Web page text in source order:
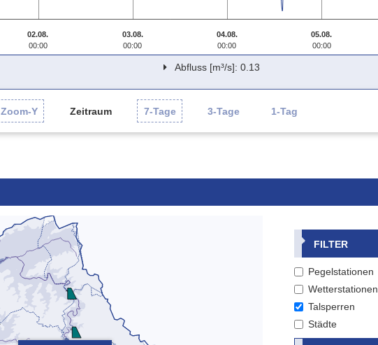
02.08.
00:00
03.08.
00:00
04.08.
00:00
05.08.
00:00
Abfluss [m³/s]: 0.13
Zoom-Y Zeitraum 7-Tage 3-Tage 1-Tag
FILTER
Pegelstationen
Wetterstationen
Talsperren
Städte